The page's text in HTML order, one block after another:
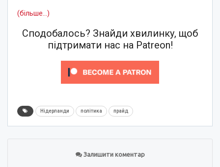
(більше…)
Сподобалось? Знайди хвилинку, щоб
підтримати нас на Patreon!
Нідерланди політика прайд
Залишити коментар